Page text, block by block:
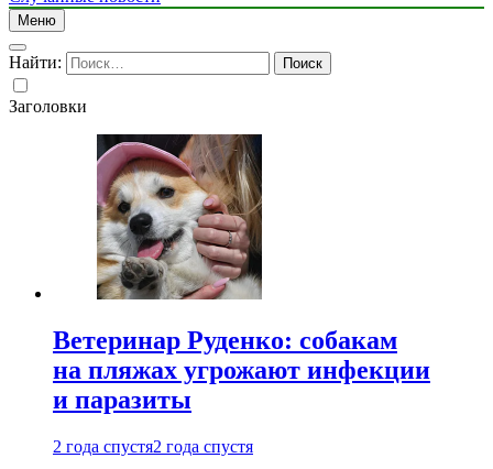
Меню
Найти:
Заголовки
Ветеринар Руденко: собакам
на пляжах угрожают инфекции
и паразиты
2 года спустя2 года спустя